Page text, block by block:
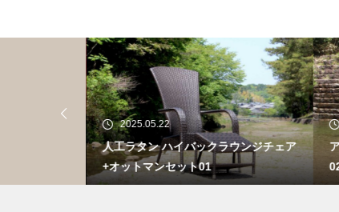
2025.05.22
人工ラタン ハイバックラウンジチェア
+オットマンセット01